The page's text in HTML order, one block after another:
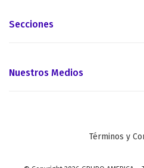
Secciones
Nuestros Medios
Términos y